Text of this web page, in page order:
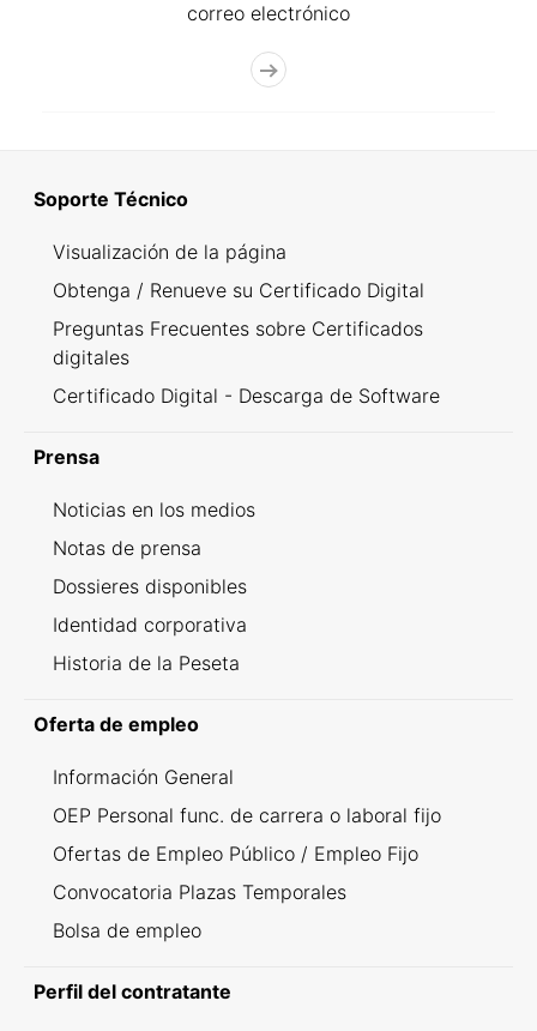
correo electrónico
Soporte Técnico
Visualización de la página
Obtenga / Renueve su Certificado Digital
Preguntas Frecuentes sobre Certificados
digitales
Certificado Digital - Descarga de Software
Prensa
Noticias en los medios
Notas de prensa
Dossieres disponibles
Identidad corporativa
Historia de la Peseta
Oferta de empleo
Información General
OEP Personal func. de carrera o laboral fijo
Ofertas de Empleo Público / Empleo Fijo
Convocatoria Plazas Temporales
Bolsa de empleo
Perfil del contratante